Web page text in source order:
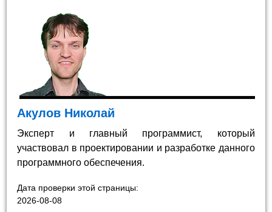
Акулов Николай
Эксперт и главный программист, который
участвовал в проектировании и разработке данного
программного обеспечения.
Дата проверки этой страницы:
2026-08-08